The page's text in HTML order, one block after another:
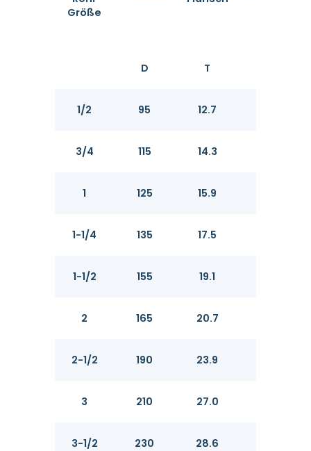
Größe
D T
1/2 95 12.7
3/4 115 14.3
1 125 15.9
1-1/4 135 17.5
1-1/2 155 19.1
2 165 20.7
2-1/2 190 23.9
3 210 27.0
3-1/2 230 28.6